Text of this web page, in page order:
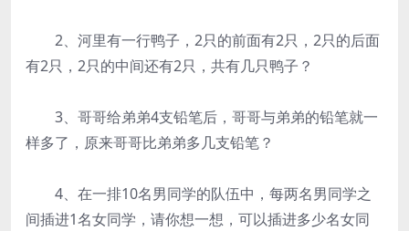
2、河里有一行鸭子，2只的前面有2只，2只的后面
有2只，2只的中间还有2只，共有几只鸭子？
3、哥哥给弟弟4支铅笔后，哥哥与弟弟的铅笔就一
样多了，原来哥哥比弟弟多几支铅笔？
4、在一排10名男同学的队伍中，每两名男同学之
间插进1名女同学，请你想一想，可以插进多少名女同